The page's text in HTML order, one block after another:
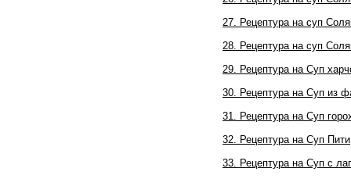
27. Рецептура на суп
28. Рецептура на суп
29. Рецептура на Суп
30. Рецептура на Суп из
31. Рецептура на Суп
32. Рецептура на Суп Пити
33. Рецептура на Суп с